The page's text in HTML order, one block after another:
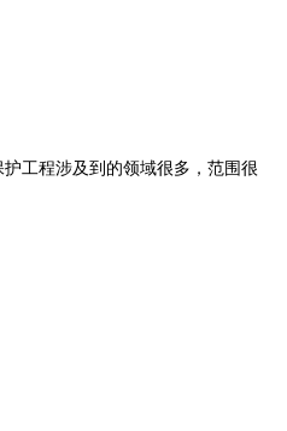
工程涉及到的领域很多，范围很